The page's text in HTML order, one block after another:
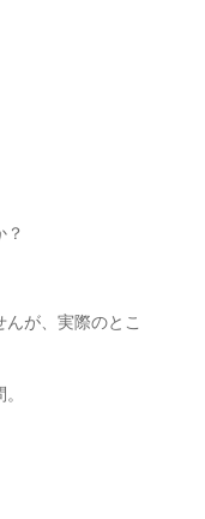
？
が、実際のとこ